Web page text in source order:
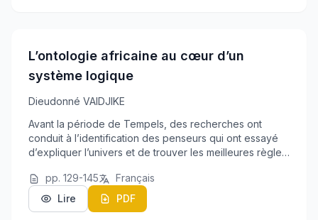
L’ontologie africaine au cœur d’un
système logique
Dieudonné VAIDJIKE
Avant la période de Tempels, des recherches ont
conduit à l’identification des penseurs qui ont essayé
d’expliquer l’univers et de trouver les meilleures règles
vision remet en cause les idéologi...
pp. 129-145
Français
Lire
PDF